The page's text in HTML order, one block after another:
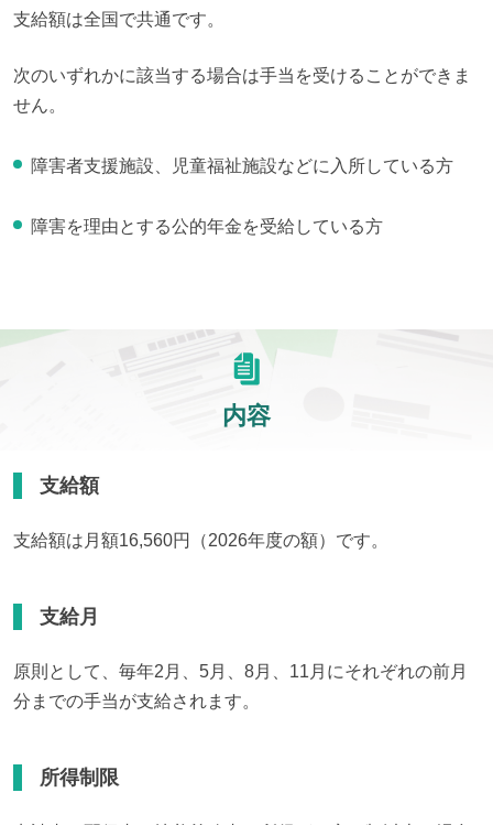
支給額は全国で共通です。
次のいずれかに該当する場合は手当を受けることができま
せん。
障害者支援施設、児童福祉施設などに入所している方
障害を理由とする公的年金を受給している方
内容
支給額
支給額は月額16,560円（2026年度の額）です。
支給月
原則として、毎年2月、5月、8月、11月にそれぞれの前月
分までの手当が支給されます。
所得制限